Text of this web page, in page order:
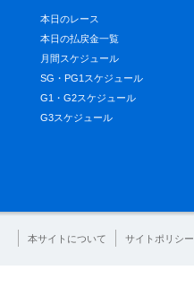
本日のレース
本日の払戻金一覧
月間スケジュール
SG・PG1スケジュール
G1・G2スケジュール
G3スケジュール
本サイトについて サイトポリシー